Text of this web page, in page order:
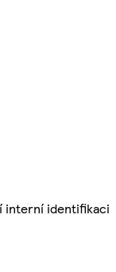
interní identifikaci